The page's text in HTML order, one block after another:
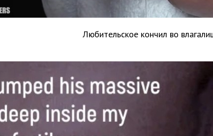
Любительское кончил во